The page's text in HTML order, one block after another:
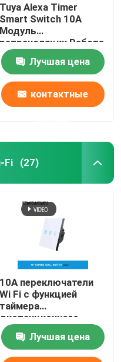
Tuya Alexa Timer
Smart Switch 10A
Модуль
ретрансляции Работа
Удаленный умный
переключатель
поддержка Google
Alexa голосовое
управление легкая
Лучшая цена
контактные
Fi (27)
10A переключатели
Wi Fi с функцией
таймера
дистанционного
управления
Лучшая цена